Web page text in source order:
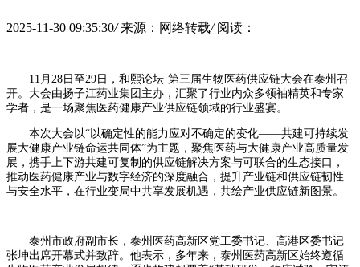
2025-11-30 09:35:30/ 来源：网络转载/ 阅读：
11月28日至29日，和熙论坛·第三届生物医药供应链大会在泰州召
开。大会由扬子江药业集团主办，汇聚了行业内众多领袖精英和专家
学者，是一场聚焦医药健康产业供应链领域的行业盛宴。
本次大会以“以确定性的能力应对不确定的变化——共建可持续发
展大健康产业链命运共同体”为主题，聚焦医药与大健康产业高质量发
展，携手上下游共建可复制的供应链解决方案与可联合的生态接口，
推动医药健康产业与数字经济的深度融合，提升产业链和供应链韧性
与安全水平，在行业变局中共享发展机遇，共绘产业供应链新图景。
泰州市政府副市长，泰州医药高新区党工委书记、高港区委书记
张坤出席开幕式并致辞。他表示，多年来，泰州医药高新区始终遵循